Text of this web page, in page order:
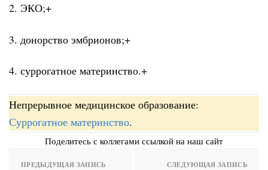
2. ЭКО;+
3. донорство эмбрионов;+
4. суррогатное материнство.+
Непрерывное медицинское образование:
Суррогатное материнство.
Поделитесь с коллегами ссылкой на наш сайт
ПРЕДЫДУЩАЯ ЗАПИСЬ СЛЕДУЮЩАЯ ЗАПИСЬ